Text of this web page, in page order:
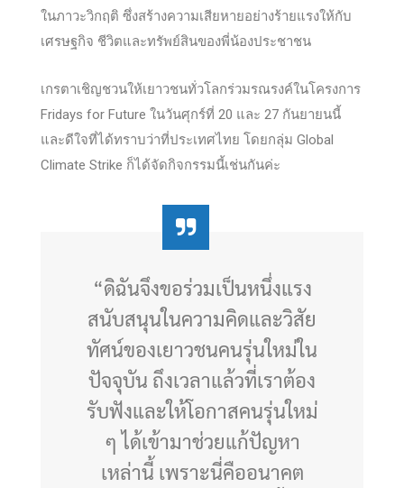
ในภาวะวิกฤติ ซึ่งสร้างความเสียหายอย่างร้ายแรงให้กับ
เศรษฐกิจ ชีวิตและทรัพย์สินของพี่น้องประชาชน
เกรตาเชิญชวนให้เยาวชนทั่วโลกร่วมรณรงค์ในโครงการ
Fridays for Future ในวันศุกร์ที่ 20 และ 27 กันยายนนี้
และดีใจที่ได้ทราบว่าที่ประเทศไทย โดยกลุ่ม Global
Climate Strike ก็ได้จัดกิจกรรมนี้เช่นกันค่ะ
“ดิฉันจึงขอร่วมเป็นหนึ่งแรง
สนับสนุนในความคิดและวิสัย
ทัศน์ของเยาวชนคนรุ่นใหม่ใน
ปัจจุบัน ถึงเวลาแล้วที่เราต้อง
รับฟังและให้โอกาสคนรุ่นใหม่
ๆ ได้เข้ามาช่วยแก้ปัญหา
เหล่านี้ เพราะนี่คืออนาคต